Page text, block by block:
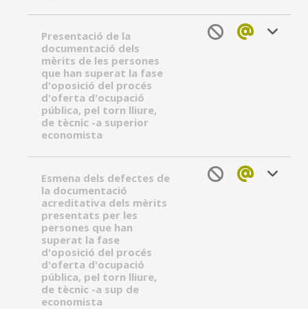
Presentació de la
documentació dels
mèrits de les persones
que han superat la fase
d'oposició del procés
d'oferta d'ocupació
pública, pel torn lliure,
de tècnic -a superior
economista
Esmena dels defectes de
la documentació
acreditativa dels mèrits
presentats per les
persones que han
superat la fase
d'oposició del procés
d'oferta d'ocupació
pública, pel torn lliure,
de tècnic -a sup de
economista